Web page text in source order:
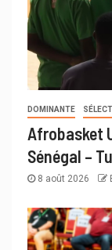
DOMINANTE
Afrobasket
Sénégal –
8 août 2026